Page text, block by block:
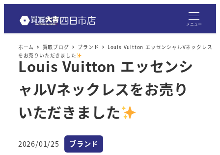
メニュー
ホーム 買取ブログ ブランド
Louis Vuitton エッセンシャルVネックレス
をお売りいただきました
Louis Vuitton エッセンシ
ャルVネックレスをお売り
いただきました
投稿日
2026/01/25 カテゴリー
ブランド